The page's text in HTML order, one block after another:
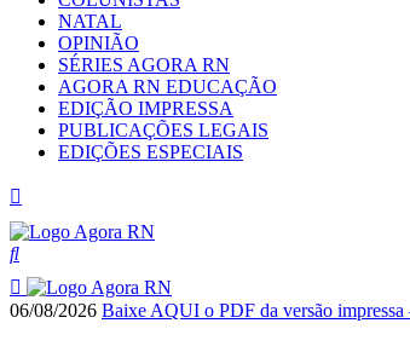
NATAL
OPINIÃO
SÉRIES AGORA RN
AGORA RN EDUCAÇÃO
EDIÇÃO IMPRESSA
PUBLICAÇÕES LEGAIS
EDIÇÕES ESPECIAIS
06/08/2026 Baixe AQUI o PDF da versão impressa